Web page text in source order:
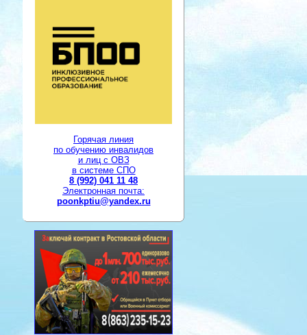
Горячая линия
по обучению инвалидов
и лиц с ОВЗ
в системе СПО
8 (992) 041 11 48
Электронная почта:
poonkptiu@yandex.ru